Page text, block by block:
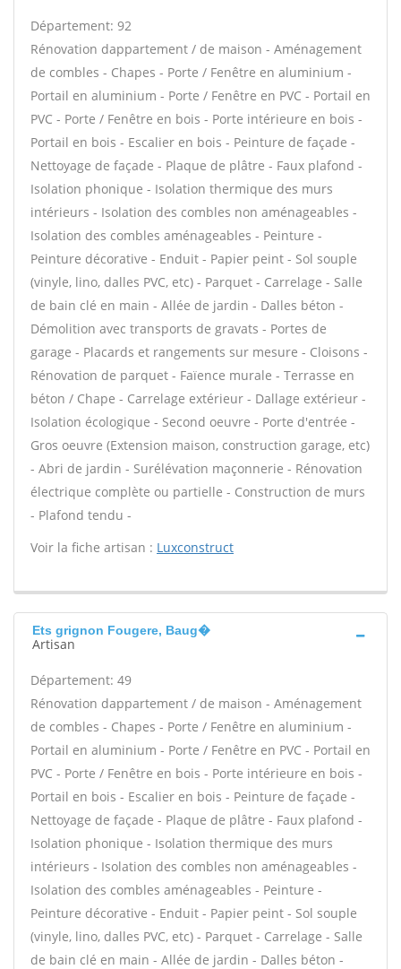
Département: 92
Rénovation dappartement / de maison - Aménagement
de combles - Chapes - Porte / Fenêtre en aluminium -
Portail en aluminium - Porte / Fenêtre en PVC - Portail en
PVC - Porte / Fenêtre en bois - Porte intérieure en bois -
Portail en bois - Escalier en bois - Peinture de façade -
Nettoyage de façade - Plaque de plâtre - Faux plafond -
Isolation phonique - Isolation thermique des murs
intérieurs - Isolation des combles non aménageables -
Isolation des combles aménageables - Peinture -
Peinture décorative - Enduit - Papier peint - Sol souple
(vinyle, lino, dalles PVC, etc) - Parquet - Carrelage - Salle
de bain clé en main - Allée de jardin - Dalles béton -
Démolition avec transports de gravats - Portes de
garage - Placards et rangements sur mesure - Cloisons -
Rénovation de parquet - Faïence murale - Terrasse en
béton / Chape - Carrelage extérieur - Dallage extérieur -
Isolation écologique - Second oeuvre - Porte d'entrée -
Gros oeuvre (Extension maison, construction garage, etc)
- Abri de jardin - Surélévation maçonnerie - Rénovation
électrique complète ou partielle - Construction de murs
- Plafond tendu -
Voir la fiche artisan : Luxconstruct
Ets grignon Fougere, Baug�
Artisan
Département: 49
Rénovation dappartement / de maison - Aménagement
de combles - Chapes - Porte / Fenêtre en aluminium -
Portail en aluminium - Porte / Fenêtre en PVC - Portail en
PVC - Porte / Fenêtre en bois - Porte intérieure en bois -
Portail en bois - Escalier en bois - Peinture de façade -
Nettoyage de façade - Plaque de plâtre - Faux plafond -
Isolation phonique - Isolation thermique des murs
intérieurs - Isolation des combles non aménageables -
Isolation des combles aménageables - Peinture -
Peinture décorative - Enduit - Papier peint - Sol souple
(vinyle, lino, dalles PVC, etc) - Parquet - Carrelage - Salle
de bain clé en main - Allée de jardin - Dalles béton -